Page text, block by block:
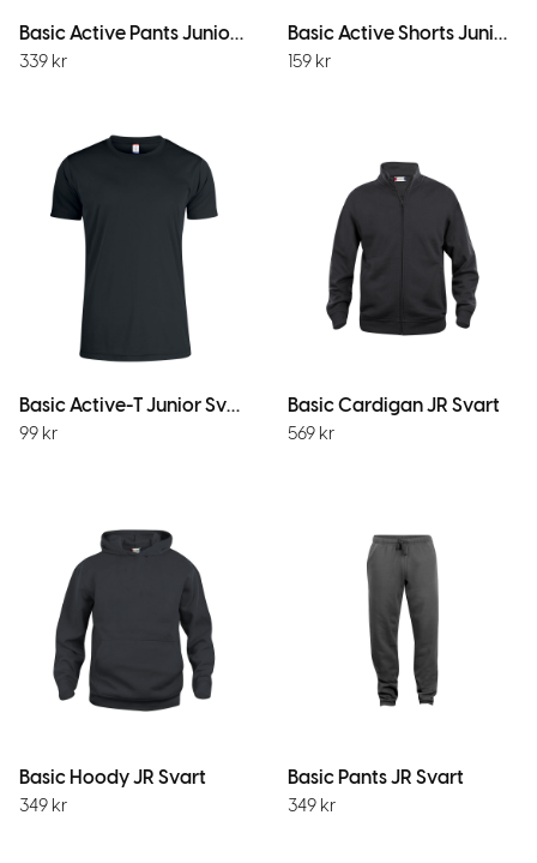
Basic Active Pants Junior Svart
339 kr
Basic Active Shorts Junior Svart
159 kr
Basic Active-T Junior Svart
99 kr
Basic Cardigan JR Svart
569 kr
Basic Hoody JR Svart
349 kr
Basic Pants JR Svart
349 kr